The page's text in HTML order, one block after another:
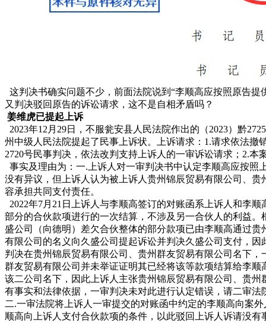
这判决书确实问题不少，前面法院说到“李顺高应按照原告提
又判决驳回原告的诉讼请求，这不是自相矛盾吗？
姜维虎已提起上诉
2023年12月29日，不服瓮安县人民法院作出的（2023）黔
州中级人民法院提起了民事上诉状。上诉请求：1.请求依法撤
2720号民事判决，依法改判支持上诉人的一审诉讼请求；2.本
事实及理由为：一.上诉人对一审判决书中认定李顺高应按照
没有异议，但上诉人认为被上诉人贵州锦辰贸易有限公司、
容承担共同支付责任。
2022年7月21日上诉人与李顺高签订的对账函系上诉人和李
部分的合伙款项进行的一次结算，不涉及另一合伙人的利益。
盛公司（向德明）差欠合伙整体的部分款项已由李顺高通过
有限公司的名义向久盛公司提起诉讼并判决久盛公司支付，
判决在贵州锦辰贸易有限公司、贵州群友贸易有限公司名下
群友贸易有限公司并未举证证明其已经将该等款项结算给李
该二公司名下，因此上诉人主张贵州锦辰贸易有限公司、贵
有事实和法律依据，一审判决未对此进行认定错误，请二审法
二.一审法院将上诉人一审提交的对账函中约定的李顺高向案
顺高向上诉人支付合伙款项的条件，以此驳回上诉人诉请没